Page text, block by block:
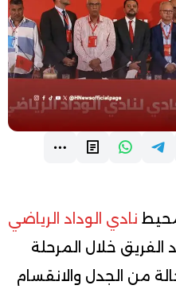
نادي الوداد الرياضي
الفريق خلال المرحلة
من الجدل والانقسام